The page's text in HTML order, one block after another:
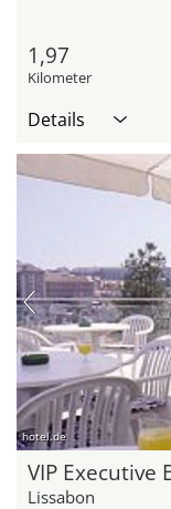
1,97
Kilometer
Details
hotel.de
VIP Executive
Lissabon